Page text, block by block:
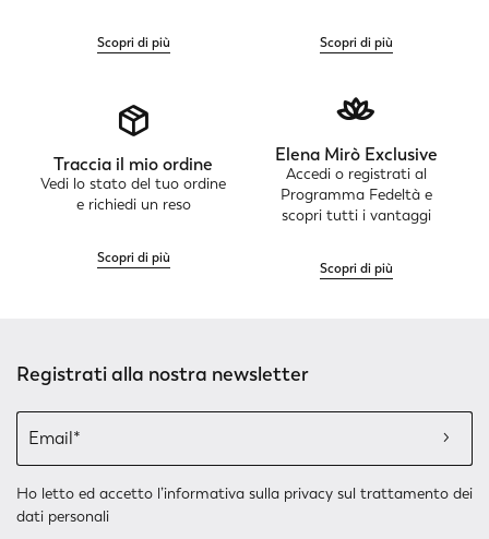
Scopri di più Scopri di più
Traccia il mio ordine
Vedi lo stato del tuo ordine
e richiedi un reso
Scopri di più
Elena Mirò Exclusive
Accedi o registrati al
Programma Fedeltà e
scopri tutti i vantaggi
Scopri di più
Registrati alla nostra newsletter
Ho letto ed accetto l’informativa sulla privacy sul trattamento dei
dati personali